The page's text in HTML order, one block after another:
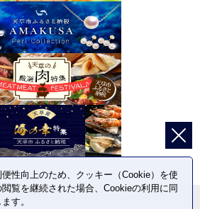
性向上のため、クッキー（Cookie）を使
覧を継続された場合、Cookieの利用に同
す。